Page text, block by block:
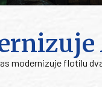
modernizuje flotilu